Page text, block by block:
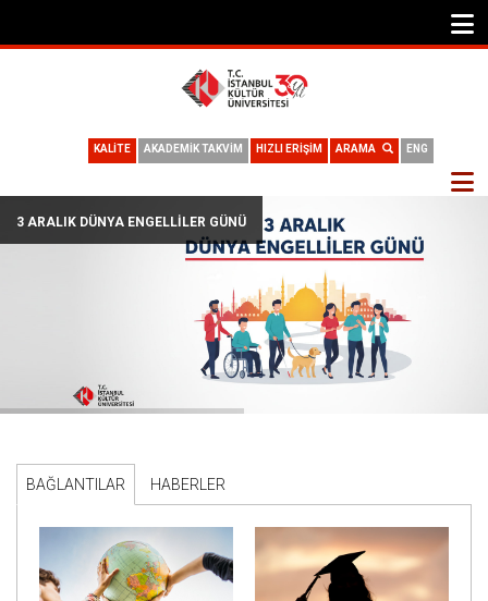
ENG
ARAMA
HIZLI ERİŞİM
AKADEMİK TAKVİM
KALİTE
3 ARALIK DÜNYA ENGELLILER GÜNÜ
BAĞLANTILAR HABERLER